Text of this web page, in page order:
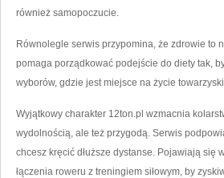
również samopoczucie.
Równolegle serwis przypomina, że zdrowie to
pomaga porządkować podejście do diety tak,
wyborów, gdzie jest miejsce na życie
Wyjątkowy charakter 12ton.pl wzmacnia
wydolnością, ale też przygodą. Serwis
chcesz kręcić dłuższe dystanse. Pojawiają
łączenia roweru z treningiem siłowym, by